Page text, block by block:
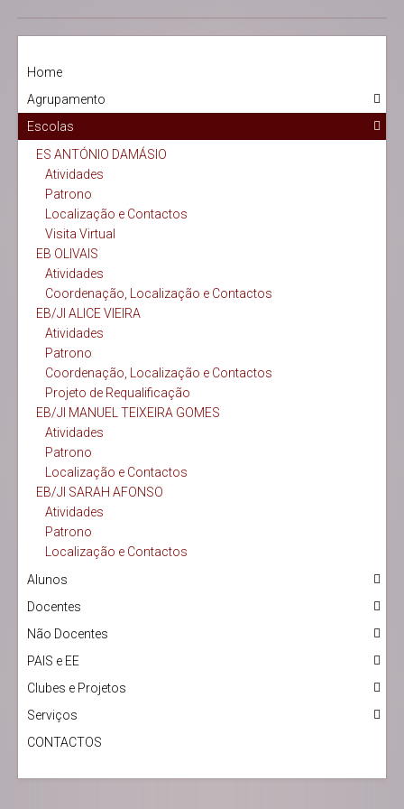
Home
Agrupamento
Escolas
ES ANTÓNIO DAMÁSIO
Atividades
Patrono
Localização e Contactos
Visita Virtual
EB OLIVAIS
Atividades
Coordenação, Localização e Contactos
EB/JI ALICE VIEIRA
Atividades
Patrono
Coordenação, Localização e Contactos
Projeto de Requalificação
EB/JI MANUEL TEIXEIRA GOMES
Atividades
Patrono
Localização e Contactos
EB/JI SARAH AFONSO
Atividades
Patrono
Localização e Contactos
Alunos
Docentes
Não Docentes
PAIS e EE
Clubes e Projetos
Serviços
CONTACTOS